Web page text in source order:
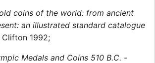
coins of the world: from ancient
an illustrated standard catalogue
Clifton 1992;
Medals and Coins 510 B.C. -